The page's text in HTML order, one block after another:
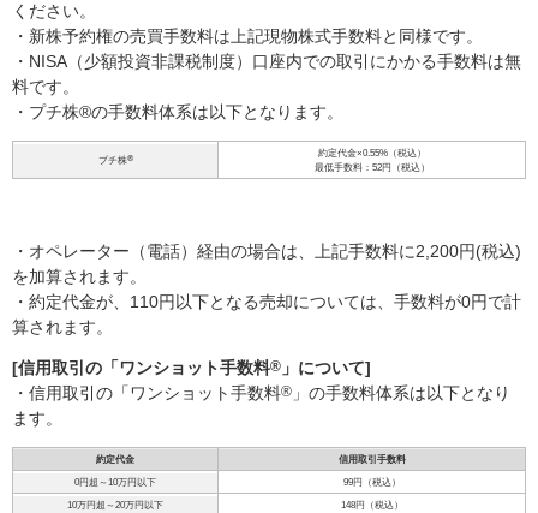
ください。
・新株予約権の売買手数料は上記現物株式手数料と同様です。
・NISA（少額投資非課税制度）口座内での取引にかかる手数料は無
料です。
・プチ株®の手数料体系は以下となります。
プチ株®
約定代金×0.55%（税込）
最低手数料：52円（税込）
・オペレーター（電話）経由の場合は、上記手数料に2,200円(税込)
を加算されます。
・約定代金が、110円以下となる売却については、手数料が0円で計
算されます。
[信用取引の「ワンショット手数料® 」について]
・信用取引の「ワンショット手数料® 」の手数料体系は以下となり
ます。
約定代金
信用取引手数料
0円超～10万円以下
99円（税込）
10万円超～20万円以下
148円（税込）